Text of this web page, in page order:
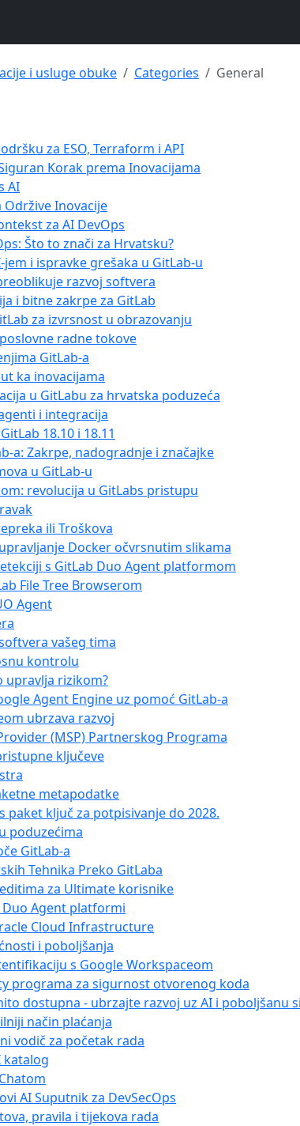
i usluge obuke Categories General
za ESO, Terraform i API
Korak prema Inovacijama
AI
Održive Inovacije
za AI DevOps
Što to znači za Hrvatsku?
i ispravke grešaka u GitLab-u
razvoj softvera
i bitne zakrpe za GitLab
za izvrsnost u obrazovanju
radne tokove
GitLab-a
ka inovacijama
u GitLabu za hrvatska poduzeća
i integracija
18.10 i 18.11
a: Zakrpe, nadogradnje i značajke
u GitLab-u
revolucija u GitLabs pristupu
ili Troškova
Docker očvrsnutim slikama
s GitLab Duo Agent platformom
File Tree Browserom
Agent
vašeg tima
kontrolu
upravlja rizikom?
Agent Engine uz pomoć GitLab-a
ubrzava razvoj
(MSP) Partnerskog Programa
ključeve
metapodatke
paket ključ za potpisivanje do 2028.
poduzećima
GitLab-a
Tehnika Preko GitLaba
za Ultimate korisnike
Duo Agent platformi
Cloud Infrastructure
i poboljšanja
s Google Workspaceom
programa za sigurnost otvorenog koda
dostupna - ubrzajte razvoj uz AI i poboljšanu
način plaćanja
vodič za početak rada
katalog
AI Suputnik za DevSecOps
pravila i tijekova rada